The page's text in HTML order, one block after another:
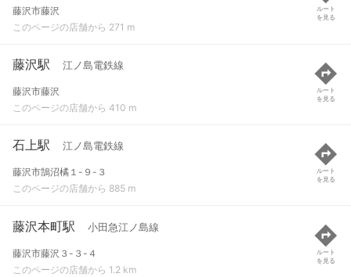
藤沢市藤沢
このページの店舗から 271 m
ルート
を見る
藤沢駅 江ノ島電鉄線
藤沢市藤沢
このページの店舗から 410 m
ルート
を見る
石上駅 江ノ島電鉄線
藤沢市鵠沼橘１-９-３
このページの店舗から 885 m
ルート
を見る
藤沢本町駅 小田急江ノ島線
藤沢市藤沢３-３-４
このページの店舗から 1.2 km
ルート
を見る